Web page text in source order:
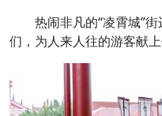
热闹非凡的“凌霄城”街
们，为人来人往的游客献上